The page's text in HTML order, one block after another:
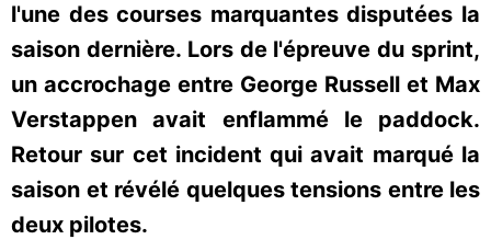
l'une des courses marquantes disputées la
saison dernière. Lors de l'épreuve du sprint,
un accrochage entre George Russell et Max
Verstappen avait enflammé le paddock.
Retour sur cet incident qui avait marqué la
saison et révélé quelques tensions entre les
deux pilotes.